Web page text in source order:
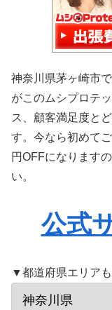
神奈川県茅ヶ崎市
がこのムシプロテ
ス、顧客満足度と
す。今なら初めて
円OFFになります
い。
公式
▼都道府県エリア